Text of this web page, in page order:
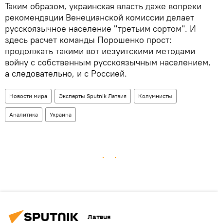
Таким образом, украинская власть даже вопреки
рекомендации Венецианской комиссии делает
русскоязычное население "третьим сортом". И
здесь расчет команды Порошенко прост:
продолжать такими вот иезуитскими методами
войну с собственным русскоязычным населением,
а следовательно, и с Россией.
Новости мира Эксперты Sputnik Латвия Колумнисты
Аналитика Украина
Латвия